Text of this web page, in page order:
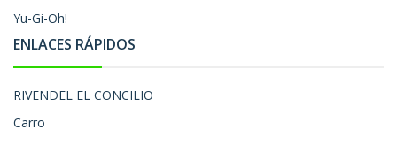
Yu-Gi-Oh!
ENLACES RÁPIDOS
RIVENDEL EL CONCILIO
Carro